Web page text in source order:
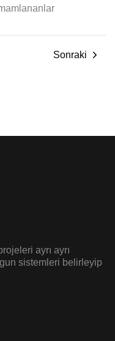
Sonraki
ayrı ayrı
sistemleri belirleyip